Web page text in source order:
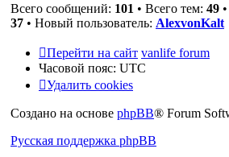
Всего сообщений: 101 • Всего тем: 49
37 • Новый пользователь: AlexvonKalt
Перейти на сайт vanlife forum
Часовой пояс: UTC
Удалить cookies
Создано на основе phpBB® Forum
Русская поддержка phpBB